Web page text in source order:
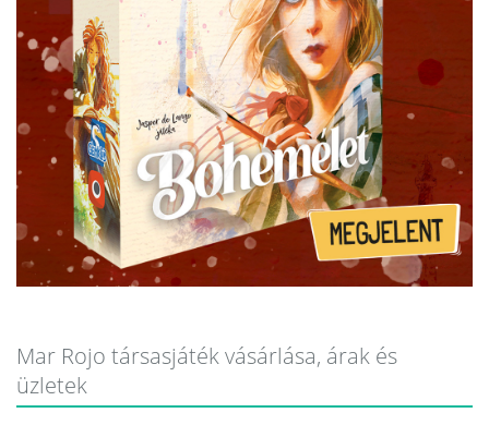
Mar Rojo társasjáték vásárlása, árak és
üzletek